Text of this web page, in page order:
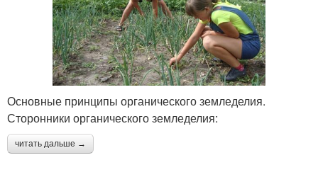
Основные принципы органического земледелия.
Сторонники органического земледелия:
читать дальше →